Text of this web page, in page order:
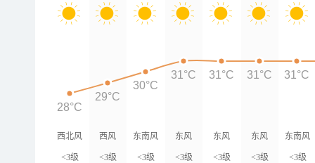
西北风
<3级
西风
<3级
东南风
<3级
东风
<3级
东风
<3级
东风
<3级
东南风
<3级
28°C
29°C
30°C
31°C 31°C 31°C 31°C